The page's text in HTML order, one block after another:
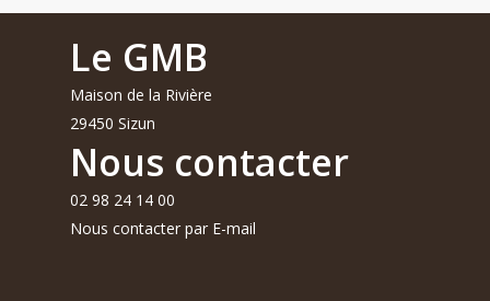
Le GMB
Maison de la Rivière
29450 Sizun
Nous contacter
02 98 24 14 00
Nous contacter par E-mail